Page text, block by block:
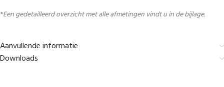
*Een gedetailleerd overzicht met alle afmetingen vindt u in de bijlage.
Aanvullende informatie
Downloads